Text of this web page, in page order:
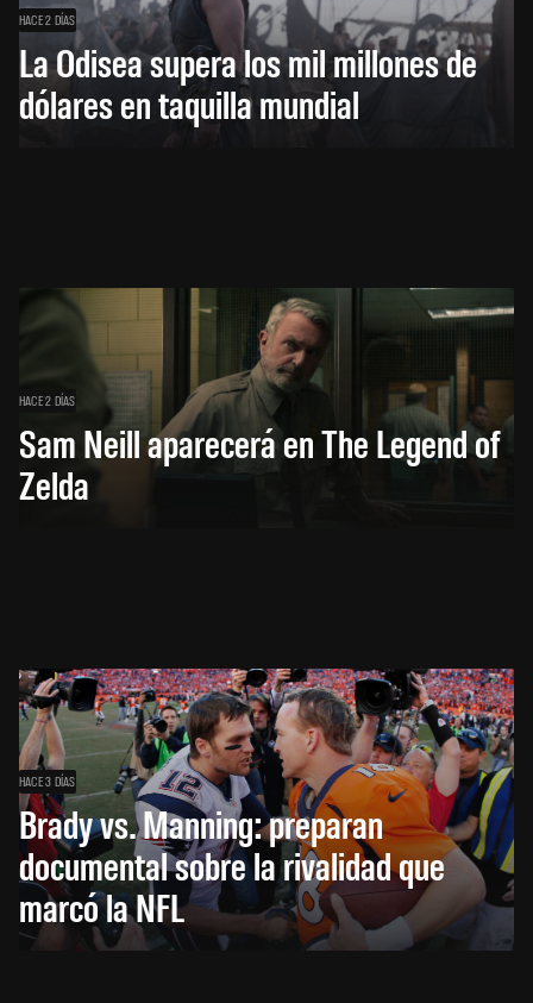
HACE 2 DÍAS
La Odisea supera los mil millones de
dólares en taquilla mundial
HACE 2 DÍAS
Sam Neill aparecerá en The Legend of
Zelda
HACE 3 DÍAS
Brady vs. Manning: preparan
documental sobre la rivalidad que
marcó la NFL